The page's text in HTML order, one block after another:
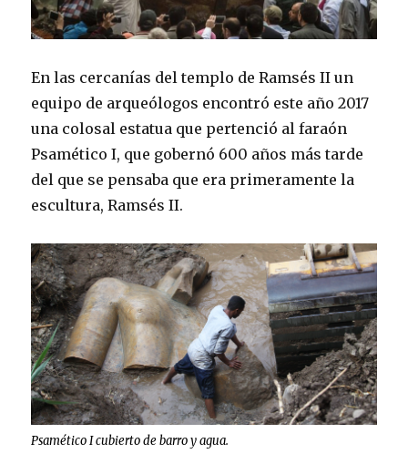
En las cercanías del templo de Ramsés II un
equipo de arqueólogos encontró este año 2017
una colosal estatua que pertenció al faraón
Psamético I, que gobernó 600 años más tarde
del que se pensaba que era primeramente la
escultura, Ramsés II.
Psamético I cubierto de barro y agua.